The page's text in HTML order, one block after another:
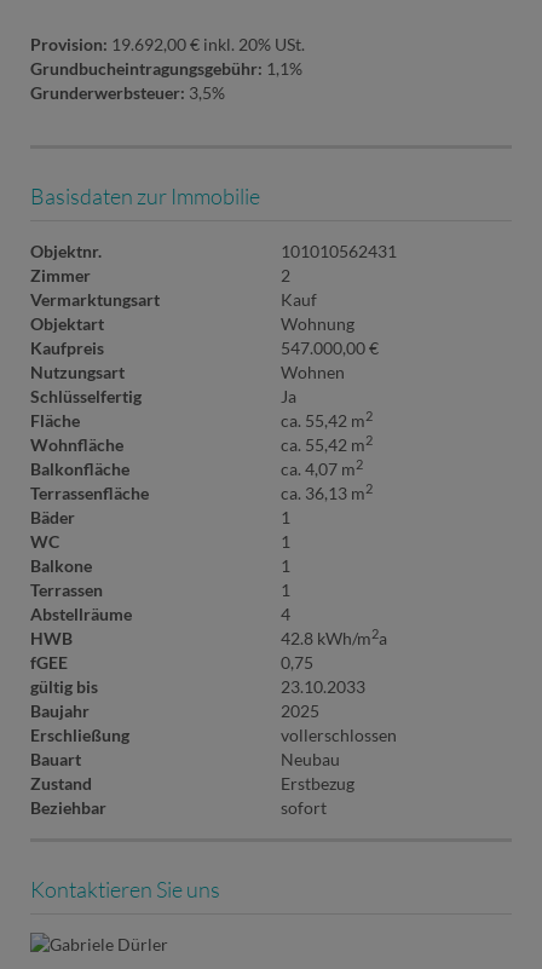
Provision: 19.692,00 € inkl. 20% USt.
Grundbucheintragungsgebühr: 1,1%
Grunderwerbsteuer: 3,5%
Basisdaten zur Immobilie
Objektnr.
101010562431
Zimmer
2
Vermarktungsart
Kauf
Objektart
Wohnung
Kaufpreis
547.000,00 €
Nutzungsart
Wohnen
Schlüsselfertig
Ja
Fläche
ca. 55,42 m2
Wohnfläche ca. 55,42 m2
Balkonfläche ca. 4,07 m2
Terrassenfläche ca. 36,13 m2
Bäder
1
WC
1
Balkone
1
Terrassen
1
Abstellräume
4
HWB
42.8 kWh/m2a
fGEE
0,75
gültig bis
23.10.2033
Baujahr
2025
Erschließung
vollerschlossen
Bauart
Neubau
Zustand
Erstbezug
Beziehbar
sofort
Kontaktieren Sie uns